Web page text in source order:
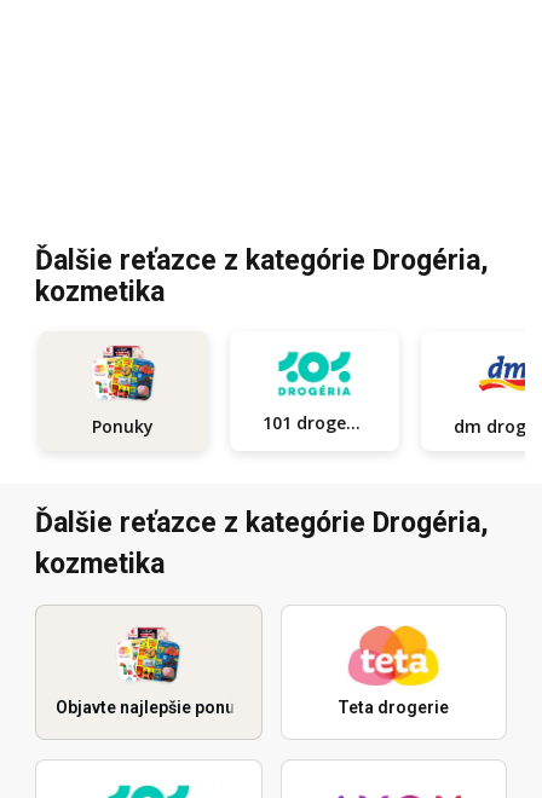
Ďalšie reťazce z kategórie Drogéria,
kozmetika
Ponuky 101 drogerie
Ďalšie reťazce z kategórie Drogéria,
kozmetika
Objavte najlepšie ponuky Teta drogerie